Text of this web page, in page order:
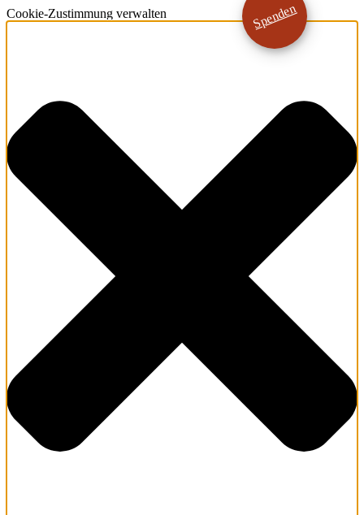
Cookie-Zustimmung verwalten Spenden